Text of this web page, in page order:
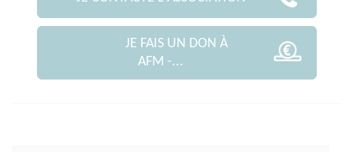
JE FAIS UN DON À
AFM -...